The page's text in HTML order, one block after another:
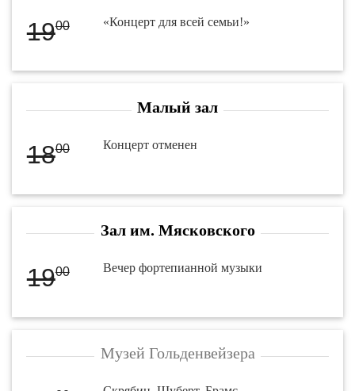
1900 «Концерт для всей семьи!»
Малый зал
1800 Концерт отменен
Зал им. Мясковского
1900 Вечер фортепианной музыки
Музей Гольденвейзера